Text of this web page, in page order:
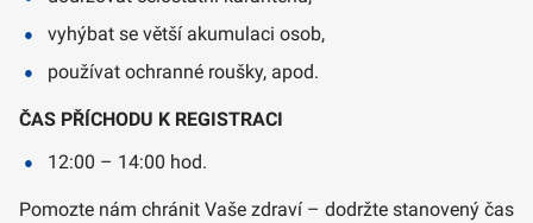
vyhýbat se větší akumulaci osob,
používat ochranné roušky, apod.
ČAS PŘÍCHODU K REGISTRACI
12:00 – 14:00 hod.
Pomozte nám chránit Vaše zdraví – dodržte stanovený čas